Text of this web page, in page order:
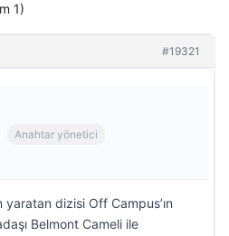
1)
#19321
Anahtar yönetici
yaratan dizisi Off Campus’ın
Belmont Cameli ile